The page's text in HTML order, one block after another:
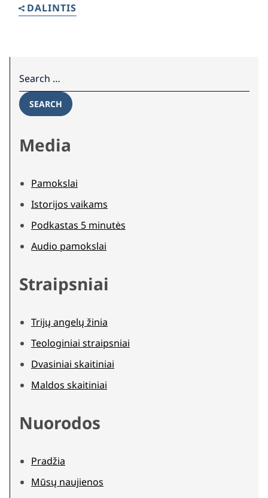
DALINTIS
Search for:
SEARCH
Media
Pamokslai
Istorijos vaikams
Podkastas 5 minutės
Audio pamokslai
Straipsniai
Trijų angelų žinia
Teologiniai straipsniai
Dvasiniai skaitiniai
Maldos skaitiniai
Nuorodos
Pradžia
Mūsų naujienos